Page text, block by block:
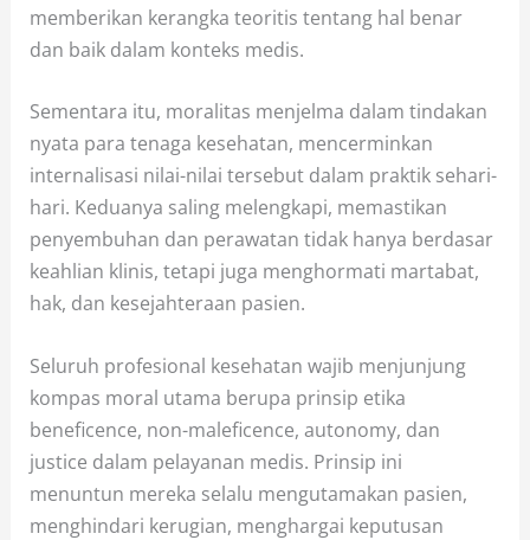
memberikan kerangka teoritis tentang hal benar
dan baik dalam konteks medis.
Sementara itu, moralitas menjelma dalam tindakan
nyata para tenaga kesehatan, mencerminkan
internalisasi nilai-nilai tersebut dalam praktik sehari-
hari. Keduanya saling melengkapi, memastikan
penyembuhan dan perawatan tidak hanya berdasar
keahlian klinis, tetapi juga menghormati martabat,
hak, dan kesejahteraan pasien.
Seluruh profesional kesehatan wajib menjunjung
kompas moral utama berupa prinsip etika
beneficence, non-maleficence, autonomy, dan
justice dalam pelayanan medis. Prinsip ini
menuntun mereka selalu mengutamakan pasien,
menghindari kerugian, menghargai keputusan